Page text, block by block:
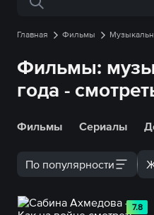
Поиск по сайту
Главная Фильмы
Фильмы:
года -
Фильмы Сериалы
По популярности
7.8